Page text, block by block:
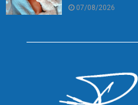
07/08/2026